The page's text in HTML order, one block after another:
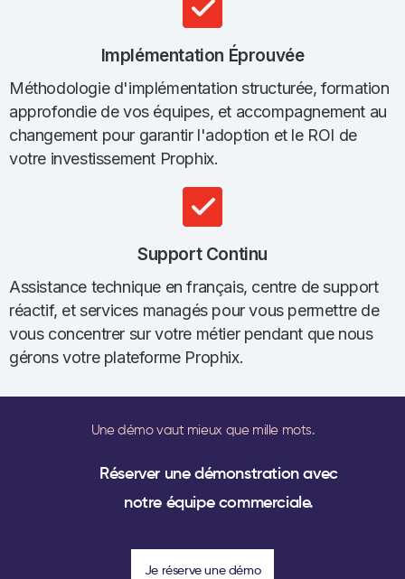
Implémentation Éprouvée
Méthodologie d'implémentation structurée, formation
approfondie de vos équipes, et accompagnement au
changement pour garantir l'adoption et le ROI de
votre investissement Prophix.
Support Continu
Assistance technique en français, centre de support
réactif, et services managés pour vous permettre de
vous concentrer sur votre métier pendant que nous
gérons votre plateforme Prophix.
Une démo vaut mieux que mille mots.
Réserver une démonstration avec
notre équipe commerciale.
Je réserve une démo